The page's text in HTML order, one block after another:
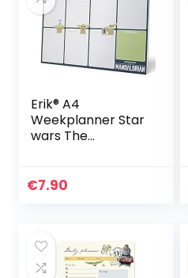
Erik® A4
Weekplanner Star
wars The
met 54
€7.90